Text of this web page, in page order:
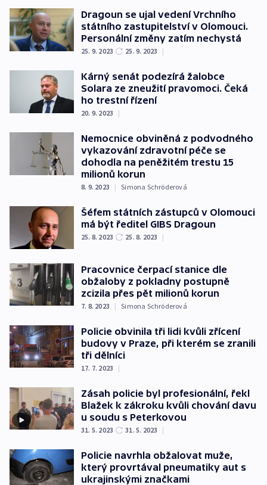
Dragoun se ujal vedení Vrchního
státního zastupitelství v Olomouci.
Personální změny zatím nechystá
25. 9. 2023 25. 9. 2023 |
Kárný senát podezírá žalobce
Solara ze zneužití pravomoci. Čeká
ho trestní řízení
20. 9. 2023 |
Nemocnice obviněná z podvodného
vykazování zdravotní péče se
dohodla na peněžitém trestu 15
milionů korun
8. 9. 2023 | Simona Schröderová
Šéfem státních zástupců v Olomouci
má být ředitel GIBS Dragoun
25. 8. 2023 25. 8. 2023 |
Pracovnice čerpací stanice dle
obžaloby z pokladny postupně
zcizila přes pět milionů korun
7. 8. 2023 | Simona Schröderová
Policie obvinila tři lidi kvůli zřícení
budovy v Praze, při kterém se zranili
tři dělníci
17. 7. 2023 |
Zásah policie byl profesionální, řekl
Blažek k zákroku kvůli chování davu
u soudu s Peterkovou
31. 5. 2023 31. 5. 2023 |
Policie navrhla obžalovat muže,
který provrtával pneumatiky aut s
ukrajinskými značkami